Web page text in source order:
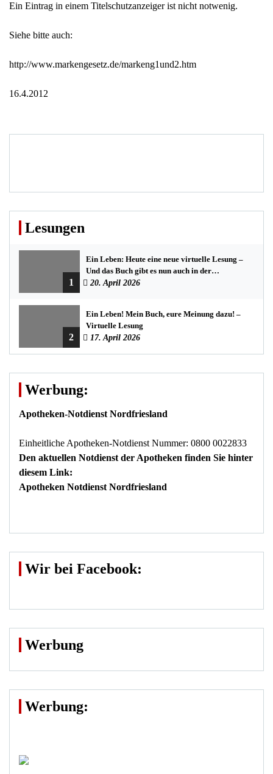
Ein Eintrag in einem Titelschutzanzeiger ist nicht notwenig.
Siehe bitte auch:
http://www.markengesetz.de/markeng1und2.htm
16.4.2012
Lesungen
1
Ein Leben: Heute eine neue virtuelle Lesung –
Und das Buch gibt es nun auch in der
Bredstedter Stadtbuchhandlung
20. April 2026
2
Ein Leben! Mein Buch, eure Meinung dazu! –
Virtuelle Lesung
17. April 2026
Werbung:
Apotheken-Notdienst Nordfriesland
Einheitliche Apotheken-Notdienst Nummer: 0800 0022833
Den aktuellen Notdienst der Apotheken finden Sie hinter
diesem Link:
Apotheken Notdienst Nordfriesland
Wir bei Facebook:
Werbung
Werbung: